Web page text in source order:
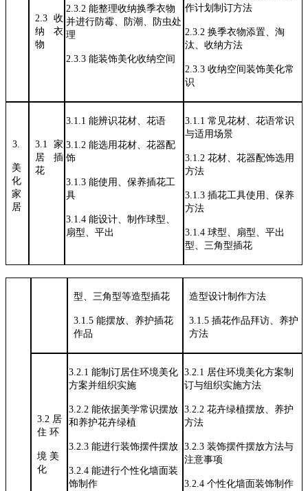
2.3 收
纳
衣
物
2.3.2能整理收纳换季衣物
并进行防霉、防潮、防虫处
理
2.3.3能装饰美化收纳空间
作计划制订方法
2.3.2换季衣物添置、淘
汰、收纳方法
2.3.3收纳空间装饰美化常
识
3.
美
化
家
居
3.1
家
居
插
花
3.1.1能辨识花材、花语
3.1.2能选用花材、花器配
饰
3.1.3能使用、保养插花工
具
3.1.4能设计、制作球型、
扇型、平出
3.1.1常见花材、花语常识
与适用场景
3.1.2花材、花器配饰选用
方法
3.1.3插花工具使用、保养
方法
3.1.4球型、扇型、平出
型、三角型插花
型、三角型等造型插花
3.1.5 能摆放、养护插花
作品
造型设计制作方法
3.1.5 插花作品拜访、养护
方法
3.2 居
住 环
境 美
化
3.2.1能制订居住环境美化
方案并组织实施
3.2.2能依据美学常识摆放
和养护花卉绿植
3.2.3能进行装饰摆件摆放
3.2.4能进行个性化墙面装
饰制作
3.2.1 居住环境美化方案制
订与组织实施方法
3.2.2花卉绿植摆放、养护
方法
3.2.3装饰摆件摆放方法与
注意事项
3.2.4个性化墙面装饰制作